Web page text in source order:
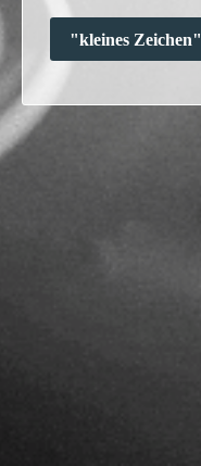
"kleines Zeichen"